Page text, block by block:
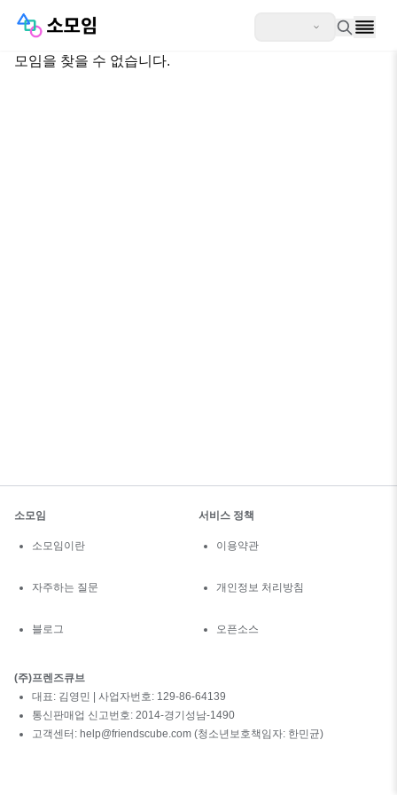
모임을 찾을 수 없습니다.
소모임
소모임이란
자주하는 질문
블로그
서비스 정책
이용약관
개인정보 처리방침
오픈소스
(주)프렌즈큐브
대표: 김영민 | 사업자번호: 129-86-64139
통신판매업 신고번호: 2014-경기성남-1490
고객센터: help@friendscube.com (청소년보호책임자: 한민균)